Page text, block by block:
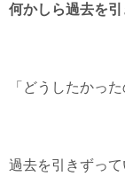
何かしら過去を引
「どうしたかっ
過去を引きずって